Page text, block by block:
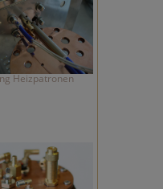
Heizpatronen